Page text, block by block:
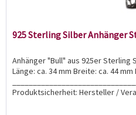
925 Sterling Silber Anhänger
Anhänger "Bull" aus 925er
Länge: ca. 34 mm Breite: ca. 44
Produktsicherheit: Hersteller /